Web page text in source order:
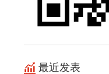
最近发表